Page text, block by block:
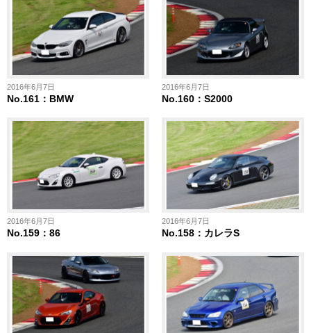
2016年6月7日
No.161：BMW
2016年6月7日
No.160：S2000
2016年6月7日
No.159：86
2016年6月7日
No.158：カレラS